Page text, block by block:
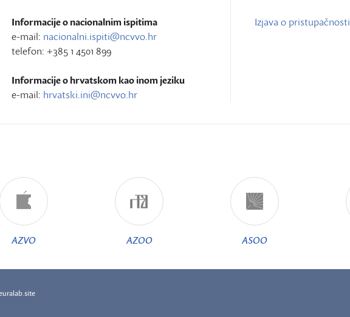
Informacije o nacionalnim ispitima
e-mail: nacionalni.ispiti@ncvvo.hr
telefon: +385 1 4501 899
Informacije o hrvatskom kao inom jeziku
e-mail: hrvatski.ini@ncvvo.hr
Izjava o pristupačnosti
AZVO AZOO ASOO